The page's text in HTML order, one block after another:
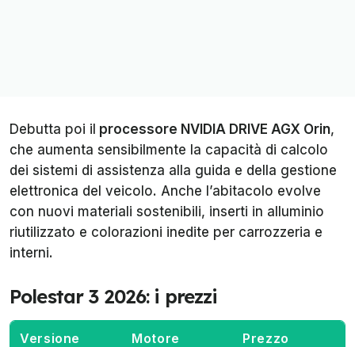
Debutta poi il processore NVIDIA DRIVE AGX Orin,
che aumenta sensibilmente la capacità di calcolo
dei sistemi di assistenza alla guida e della gestione
elettronica del veicolo. Anche l’abitacolo evolve
con nuovi materiali sostenibili, inserti in alluminio
riutilizzato e colorazioni inedite per carrozzeria e
interni.
Polestar 3 2026: i prezzi
Versione Motore Prezzo